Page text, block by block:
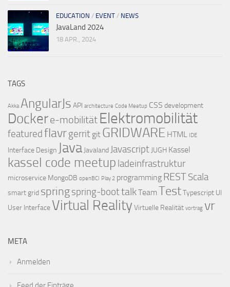
EDUCATION / EVENT / NEWS
JavaLand 2024
18 APR., 2024
TAGS
Akka AngularJs API architecture Code Meetup CSS development
Dockere-mobilität Elektromobilität
featuredflavrgerrit git GRIDWARE HTML IDE
Interface Design JavaJavalandJavascriptJUGH Kassel
kassel code meetup ladeinfrastruktur
microservice MongoDB openBCI Play 2 programming RESTScala
smart grid springspring-boottalkTeamTestTypescript UI
User Interface Virtual Reality Virtuelle Realität vortrag vr
META
Anmelden